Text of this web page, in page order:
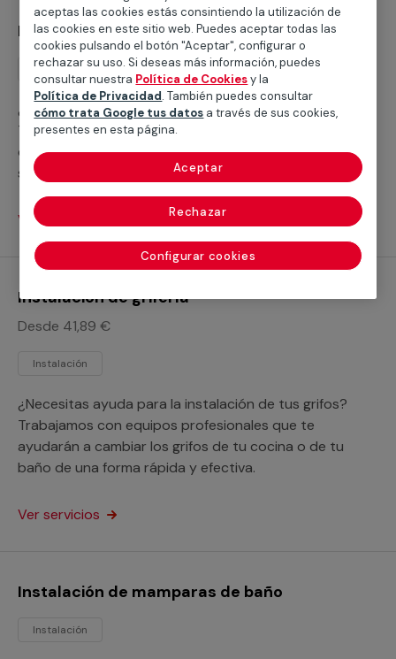
Instalación de ducha
Instalación
¿Buscas ayuda para instalar un plato de ducha?
Trabajamos con servicios cualificados profesionales
que te ayudarán a cubrir cualquier necesidad para
sustituir tu bañera por un plato de ducha o realizar la
nueva instalación de un plato de ducha.
Ver servicios
Instalación de grifería
Desde 41,89 €
Instalación
¿Necesitas ayuda para la instalación de tus grifos?
Trabajamos con equipos profesionales que te
ayudarán a cambiar los grifos de tu cocina o de tu
baño de una forma rápida y efectiva.
Ver servicios
Instalación de mamparas de baño
Instalación
aceptas las cookies estás consintiendo la utilización de
las cookies en este sitio web. Puedes aceptar todas las
cookies pulsando el botón "Aceptar", configurar o
rechazar su uso. Si deseas más información, puedes
consultar nuestra Política de Cookiesy la
Política de Privacidad. También puedes consultar
cómo trata Google tus datos a través de sus cookies,
presentes en esta página.
Configurar cookies
Rechazar
Aceptar